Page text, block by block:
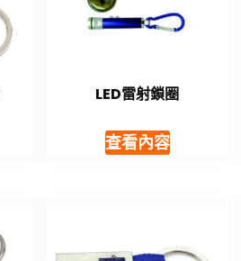
LED雷射鎖圈
查看內容